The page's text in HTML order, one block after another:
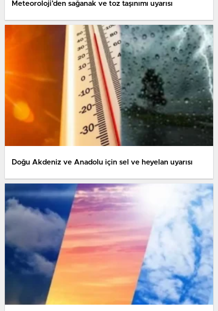
Meteoroloji’den sağanak ve toz taşınımı uyarısı
Doğu Akdeniz ve Anadolu için sel ve heyelan uyarısı